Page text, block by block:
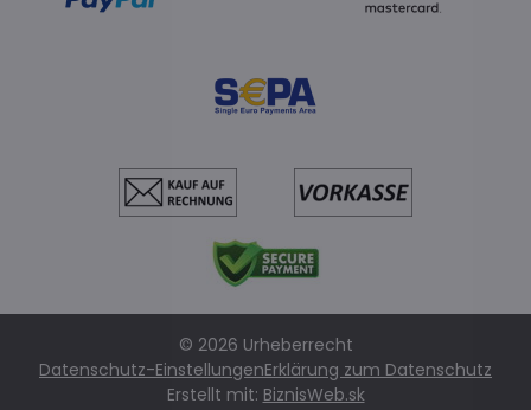
© 2026 Urheberrecht
Datenschutz-EinstellungenErklärung zum Datenschutz
Erstellt mit: BiznisWeb.sk